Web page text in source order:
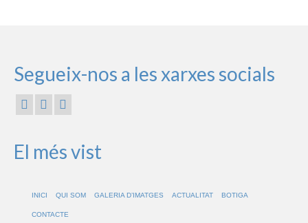
Segueix-nos a les xarxes socials
El més vist
INICI QUI SOM GALERIA D’IMATGES ACTUALITAT BOTIGA
CONTACTE